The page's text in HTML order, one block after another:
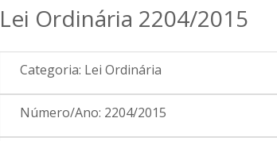
Lei Ordinária 2204/2015
Categoria: Lei Ordinária
Número/Ano: 2204/2015